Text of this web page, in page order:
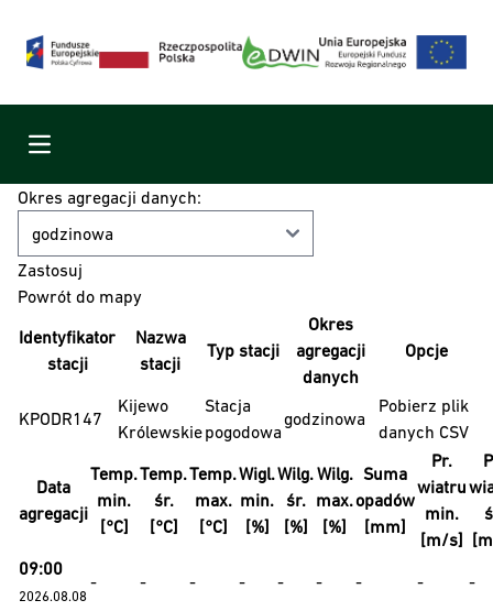
Menu
Okres agregacji danych:
Powrót do mapy
Identyfikator
stacji
Nazwa
stacji
Typ stacji
Okres
agregacji
danych
Opcje
KPODR147
Kijewo
Królewskie
Stacja
pogodowa
godzinowa
Pobierz plik
danych CSV
Data
agregacji
Temp.
min.
[°C]
Temp.
śr.
[°C]
Temp.
max.
[°C]
Wigl.
min.
[%]
Wilg.
śr.
[%]
Wilg.
max.
[%]
Suma
opadów
[mm]
Pr.
wiatru
min.
[m/s]
09:00
2026.08.08
- - - - - - - - -